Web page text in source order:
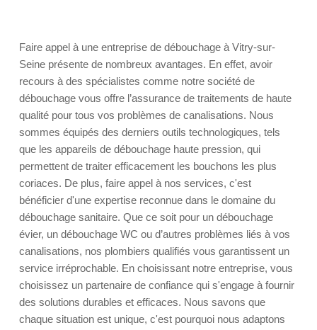
Faire appel à une entreprise de débouchage à Vitry-sur-
Seine présente de nombreux avantages. En effet, avoir
recours à des spécialistes comme notre société de
débouchage vous offre l’assurance de traitements de haute
qualité pour tous vos problèmes de canalisations. Nous
sommes équipés des derniers outils technologiques, tels
que les appareils de débouchage haute pression, qui
permettent de traiter efficacement les bouchons les plus
coriaces. De plus, faire appel à nos services, c'est
bénéficier d'une expertise reconnue dans le domaine du
débouchage sanitaire. Que ce soit pour un débouchage
évier, un débouchage WC ou d’autres problèmes liés à vos
canalisations, nos plombiers qualifiés vous garantissent un
service irréprochable. En choisissant notre entreprise, vous
choisissez un partenaire de confiance qui s'engage à fournir
des solutions durables et efficaces. Nous savons que
chaque situation est unique, c'est pourquoi nous adaptons